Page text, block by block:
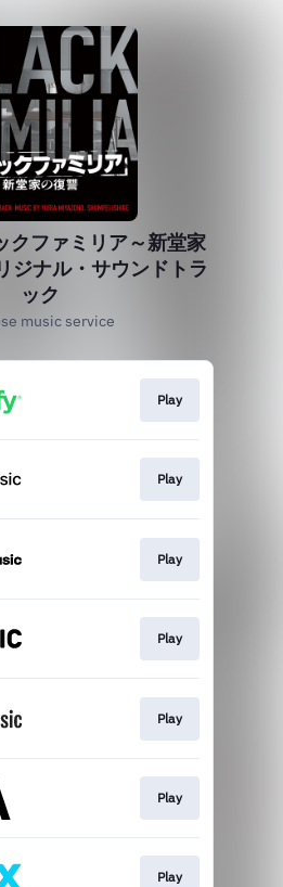
クファミリア～新堂家
ジナル・サウンドトラ
ック
music service
Play
Play
Play
Play
Play
Play
Play